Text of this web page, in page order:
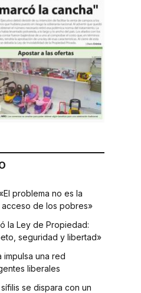
problema no es la
de los pobres»
la Ley de Propiedad:
seguridad y libertad»
impulsa una red
liberales
se dispara con un